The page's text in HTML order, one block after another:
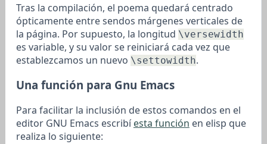
Tras la compilación, el poema quedará centrado
ópticamente entre sendos márgenes verticales de
la página. Por supuesto, la longitud \versewidth
es variable, y su valor se reiniciará cada vez que
establezcamos un nuevo \settowidth.
Una función para Gnu Emacs
Para facilitar la inclusión de estos comandos en el
editor GNU Emacs escribíesta función en elisp que
realiza lo siguiente: